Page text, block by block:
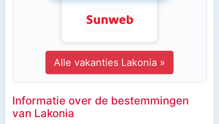
Alle vakanties Lakonia »
Informatie over de bestemmingen
van Lakonia